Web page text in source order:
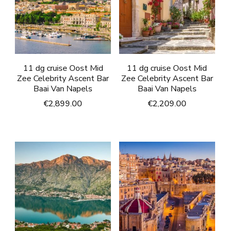
11 dg cruise Oost Mid
Zee Celebrity Ascent Bar
Baai Van Napels
€2,899.00
11 dg cruise Oost Mid
Zee Celebrity Ascent Bar
Baai Van Napels
€2,209.00